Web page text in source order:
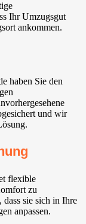
Ihr Umzugsgut
ankommen.
haben Sie den
und wir
flexible
zu
dass sie sich in Ihre
anpassen.